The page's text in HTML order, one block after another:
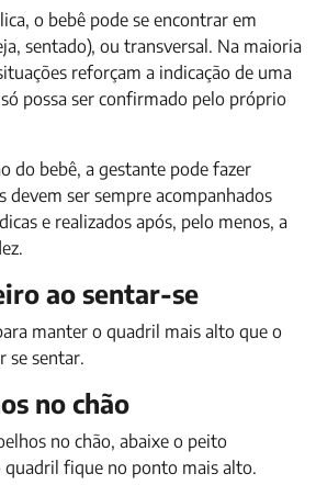
o bebê pode se encontrar em
sentado), ou transversal. Na maioria
reforçam a indicação de uma
possa ser confirmado pelo próprio
do bebê, a gestante pode fazer
devem ser sempre acompanhados
e realizados após, pelo menos, a
ao sentar-se
manter o quadril mais alto que o
se sentar.
no chão
no chão, abaixe o peito
quadril fique no ponto mais alto.